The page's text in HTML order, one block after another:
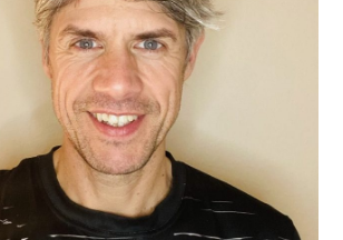
RL
Jahrgang
Körpergröße
Frühere Stationen